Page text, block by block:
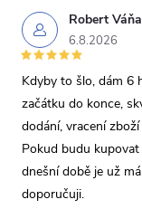
Robert Váňa
6.8.2026
Kdyby to šlo, dám 6
začátku do konce,
dodání, vracení
Pokud budu
dnešní době je už
doporučuji.